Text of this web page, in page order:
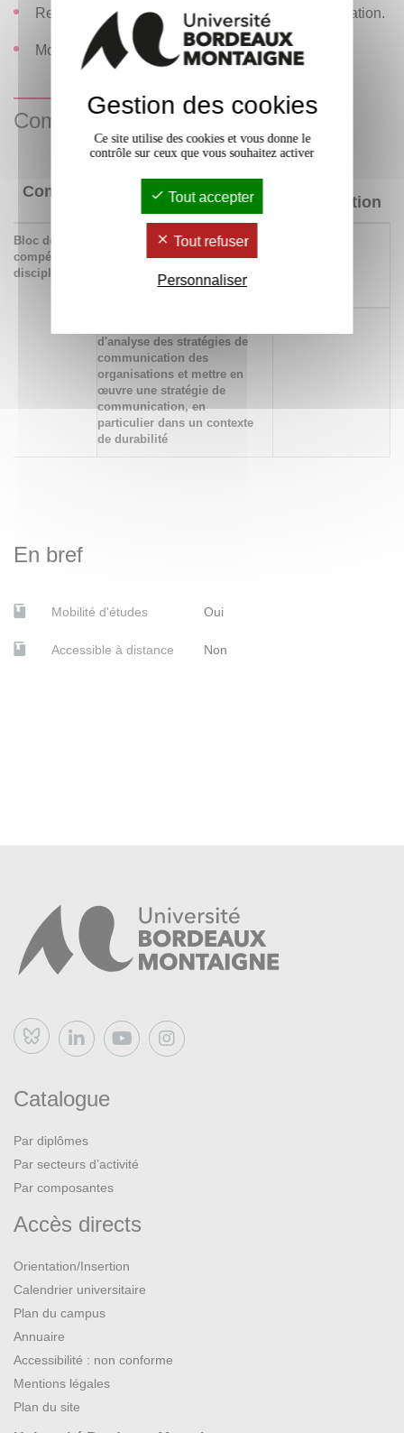
Regard critique sur les modalités de la communication.
Mobilisation des formes alternatives.
Compétences acquises
Compétences
d'acquisition
Bloc de
compétences
disciplinaires
532 Savoir produire un
ouvrage scientifique sur des
questions de
communication
d'analyse des stratégies de
communication des
organisations et mettre en
œuvre une stratégie de
communication, en
particulier dans un contexte
de durabilité
En bref
Mobilité d'études Oui
Accessible à distance Non
Bluesky
Catalogue
Par diplômes
Par secteurs d’activité
Par composantes
Accès directs
Orientation/Insertion
Calendrier universitaire
Plan du campus
Annuaire
Accessibilité : non conforme
Mentions légales
Plan du site
Gestion des cookies
Ce site utilise des cookies et vous donne le
contrôle sur ceux que vous souhaitez activer
Tout accepter
Tout refuser
Personnaliser